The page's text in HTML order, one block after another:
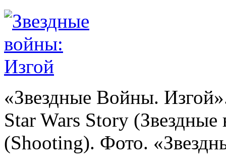
«Звездные Войны.
Star Wars Story
(Shooting). Фото.